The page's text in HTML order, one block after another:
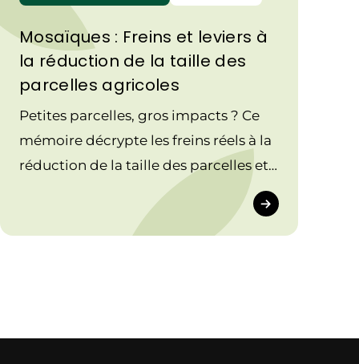
Mosaïques : Freins et leviers à
la réduction de la taille des
parcelles agricoles
Petites parcelles, gros impacts ? Ce
mémoire décrypte les freins réels à la
réduction de la taille des parcelles et
les leviers techniques et collectifs
pour concilier biodiversité et
efficacité du travail.